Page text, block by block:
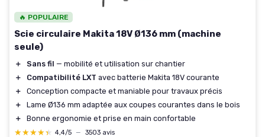
🔥 POPULAIRE
Scie circulaire Makita 18V Ø136 mm (machine
seule)
＋ Sans fil — mobilité et utilisation sur chantier
＋
Compatibilité LXT avec batterie Makita 18V courante
＋
Conception compacte et maniable pour travaux précis
＋
Lame Ø136 mm adaptée aux coupes courantes dans le bois
＋
Bonne ergonomie et prise en main confortable
★★★★★
★★★★★ 4,4/5 — 3503 avis